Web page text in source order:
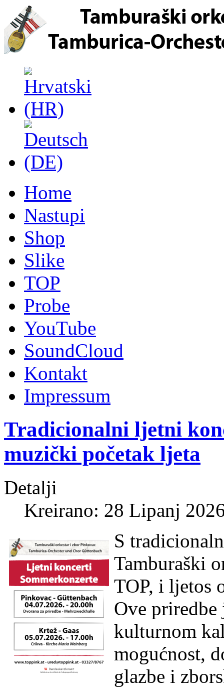
Home
Nastupi
Shop
Slike
TOP
Probe
YouTube
SoundCloud
Kontakt
Impressum
Tradicionalni ljetni
muzički početak ljeta
Detalji
Kreirano: 28 Lipanj
S
Tamburaški
TOP, i ljetos
Ove
kulturnom
mogućnost,
glazbe i